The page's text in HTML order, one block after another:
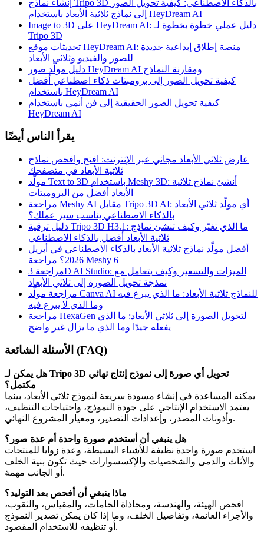
إنشاء نماذج Tripo 3D بالذكاء الاصطناعي: كيفية تحويل الصور
إلى نماذج ثلاثية الأبعاد باستخدام HeyDream AI
Image to 3D على HeyDream AI: دليل عملي خطوة بخطوة لـ
Tripo 3D
تحديثات موقع HeyDream AI: منصة إطلاق إبداعية جديدة
للصور والفيديو وثلاثي الأبعاد
دليل مولّد صور HeyDream AI ومقارنة النماذج
كيفية تحويل الصور إلى برومبتات ذكاء اصطناعي أفضل
باستخدام HeyDream AI
كيفية تحويل الصور الحقيقية إلى فن أنمي باستخدام
HeyDream AI
يقرأ الناس أيضًا
عارض ثلاثي الأبعاد مجاني عبر الإنترنت: افتح وافحص نماذج
ثلاثية الأبعاد في متصفحك
مولّد Text to 3D باستخدام Meshy 3D: أنشئ نماذج ثلاثية
الأبعاد أفضل من البرومبتات
مراجعة Meshy AI مقابل Tripo 3D AI: أي مولّد ثلاثي الأبعاد
بالذكاء الاصطناعي يناسب سير عملك؟
دليل ترقية Tripo 3D H3.1: ما الذي تغيّر وكيف تنشئ نماذج
ثلاثية الأبعاد أفضل بالذكاء الاصطناعي
أفضل مولّد نماذج ثلاثية الأبعاد بالذكاء الاصطناعي في أبريل
2026؟ مراجعة Meshy 6
مراجعة 3D AI Studio: الميزات والتسعير وكيف يتعامل مع
نمذجة تحويل الصورة إلى ثلاثي الأبعاد
مراجعة مولّد Canva AI للنماذج ثلاثية الأبعاد: ما الذي يبرع فيه
وما الذي لا يبرع فيه
مراجعة HexaGen لتحويل الصورة إلى ثلاثي الأبعاد: ما الذي
يفعله جيدًا وما الذي ما يزال غير واضح
الأسئلة الشائعة (FAQ)
هل يمكن لـ Tripo 3D تحويل أي صورة إلى نموذج إنتاج نهائي
مكتمل؟
يمكنه المساعدة في إنشاء مسودة سريعة لنموذج ثلاثي الأبعاد، بينما
يعتمد الاستخدام الإنتاجي على جودة النموذج، واحتياجات التنظيف،
وأذونات المصدر، وإعدادات التصدير، ومعيار المشروع النهائي.
هل ينبغي أن أستخدم صورة واحدة أم عدة صور؟
استخدم صورة واحدة نظيفة للأشياء البسيطة، وعدة زوايا للمنتجات
والأثاث والدمى والشخصيات والإكسسوارات حيث تكون بنية الخلف
أو الجانب مهمة.
ماذا ينبغي أن أفحص بعد التوليد؟
افحص الهيئة، والهندسة، ومحاذاة الخامات، والمقياس، والثقوب،
والأجزاء العائمة، وتفاصيل الخلف، وما إذا كان يمكن تصدير النموذج
أو تنظيفه للاستخدام المقصود.